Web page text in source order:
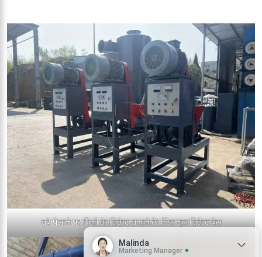
बड़े पैमाने पर पिनी के ब्रिकेट बनाने के लिए चूरा ब्रिकेट प्रेस
Malinda
Marketing Manager